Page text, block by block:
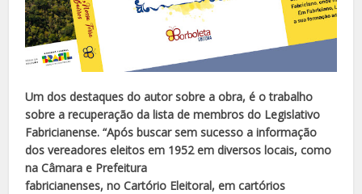
Um dos destaques do autor sobre a obra, é o trabalho
sobre a recuperação da lista de membros do Legislativo
Fabricianense. “Após buscar sem sucesso a informação
dos vereadores eleitos em 1952 em diversos locais, como
na Câmara e Prefeitura
fabricianenses, no Cartório Eleitoral, em cartórios